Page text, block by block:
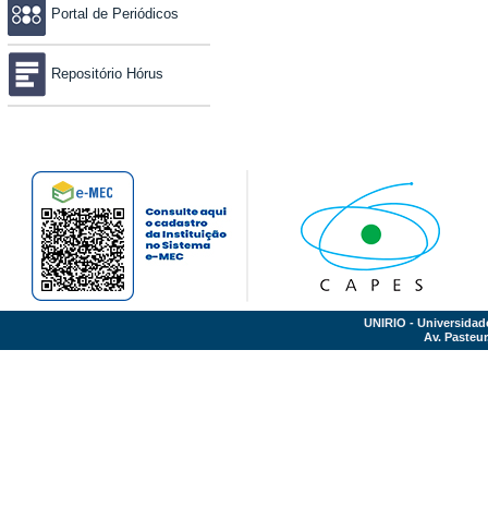
Portal de Periódicos
Repositório Hórus
UNIRIO -
Av.